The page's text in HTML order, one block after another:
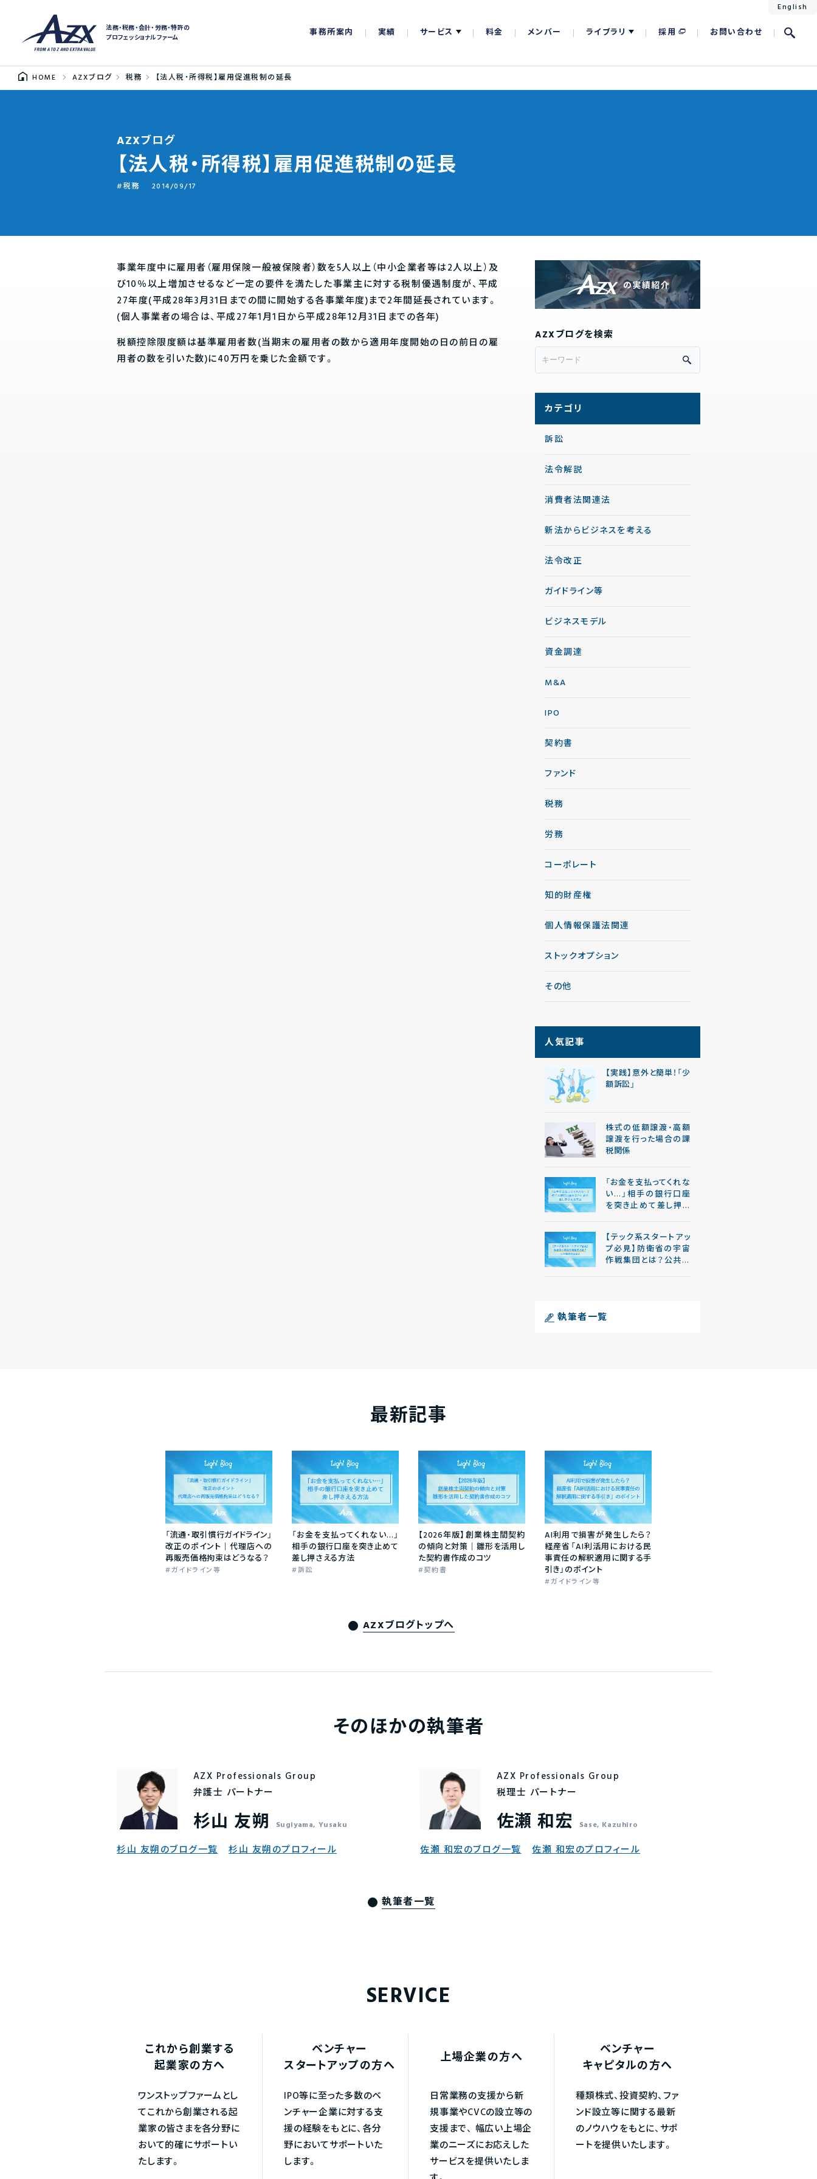
法務・税務・会計・労務・特許の
プロフェッショナルファーム
事務所案内 実績 サービス 料金 メンバー ライブラリ 採用 お問い合わせ
English
HOME AZXブログ 税務 【法人税・所得税】雇用促進税制の延長
AZXブログ
【法人税・所得税】雇用促進税制の延長
税務 2014/09/17
事業年度中に雇用者（雇用保険一般被保険者）数を5人以上（中小企業者等は2人以上）及
び10％以上増加させるなど一定の要件を満たした事業主に対する税制優遇制度が、平成
27年度(平成28年3月31日までの間に開始する各事業年度)まで2年間延長されています。
(個人事業者の場合は、平成27年1月1日から平成28年12月31日までの各年)
税額控除限度額は基準雇用者数(当期末の雇用者の数から適用年度開始の日の前日の雇
用者の数を引いた数)に40万円を乗じた金額です。
AZXブログを検索
カテゴリ
訴訟
法令解説
消費者法関連法
新法からビジネスを考える
法令改正
ガイドライン等
ビジネスモデル
資金調達
M&A
IPO
契約書
ファンド
税務
労務
コーポレート
知的財産権
個人情報保護法関連
ストックオプション
その他
人気記事
【実践】意外と簡単！「少
額訴訟」
株式の低額譲渡・高額
譲渡を行った場合の課
税関係
「お金を支払ってくれな
い…」相手の銀行口座
を突き止めて差し押さ
【テック系スタートアッ
プ必見】防衛省の宇宙
作戦集団とは？公共調
執筆者一覧
最新記事
「流通・取引慣行ガイドライン」
改正のポイント｜代理店への
再販売価格拘束はどうなる？
ガイドライン等
「お金を支払ってくれない…」
相手の銀行口座を突き止めて
差し押さえる方法
訴訟
【2026年版】創業株主間契約
の傾向と対策｜雛形を活用し
た契約書作成のコツ
契約書
AI利用で損害が発生したら？
経産省「AI利活用における民
事責任の解釈適用に関する手
引き」のポイント
ガイドライン等
AZXブログトップへ
そのほかの執筆者
AZX Professionals Group
弁護士 パートナー
杉山 友朔 Sugiyama, Yusaku
杉山 友朔のブログ一覧 杉山 友朔のプロフィール
AZX Professionals Group
税理士 パートナー
佐瀬 和宏 Sase, Kazuhiro
佐瀬 和宏のブログ一覧 佐瀬 和宏のプロフィール
執筆者一覧
SERVICE
これから創業する
起業家の方へ
ワンストップファームとし
てこれから創業される起
業家の皆さまを各分野に
おいて的確にサポートい
たします。
ベンチャー
スタートアップの方へ
IPO等に至った多数のベ
ンチャー企業に対する支
援の経験をもとに、各分
野においてサポートいた
します。
上場企業の方へ
日常業務の支援から新
規事業やCVCの設立等の
支援まで、 幅広い上場企
業のニーズにお応えした
サービスを提供いたしま
ベンチャー
キャピタルの方へ
種類株式、投資契約、ファ
ンド設立等に関する最新
のノウハウをもとに、サポ
ートを提供いたします。